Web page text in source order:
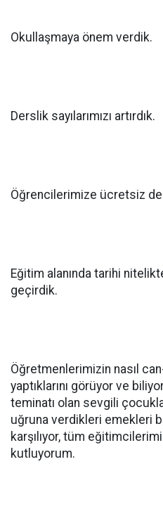
Okullaşmaya önem verdik.
Derslik sayılarımızı artırdık.
Öğrencilerimize ücretsiz
Eğitim alanında tarihi
geçirdik.
Öğretmenlerimizin nasıl
yaptıklarını görüyor ve
teminatı olan sevgili
uğruna verdikleri emekleri
karşılıyor, tüm
kutluyorum.